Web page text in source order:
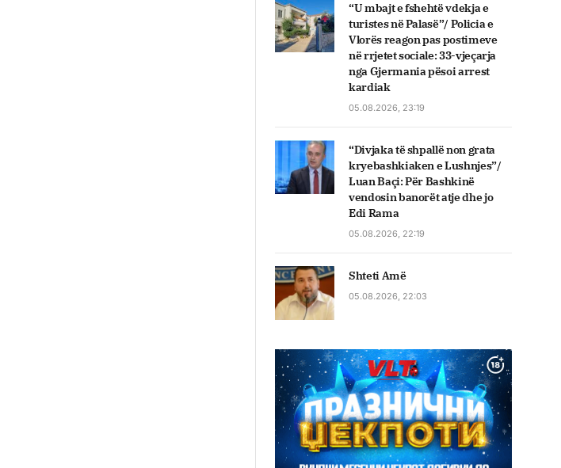
“U mbajt e fshehtë vdekja e
turistes në Palasë”/ Policia e
Vlorës reagon pas postimeve
në rrjetet sociale: 33-vjeçarja
nga Gjermania pësoi arrest
kardiak
05.08.2026, 23:19
“Divjaka të shpallë non grata
kryebashkiaken e Lushnjes”/
Luan Baçi: Për Bashkinë
vendosin banorët atje dhe jo
Edi Rama
05.08.2026, 22:19
Shteti Amë
05.08.2026, 22:03